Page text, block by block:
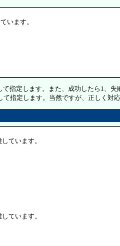
ます。
指定します。また、成功したら1、
指定します。当然ですが、正しく対
います。
います。